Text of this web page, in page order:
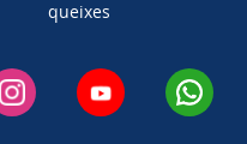
queixes